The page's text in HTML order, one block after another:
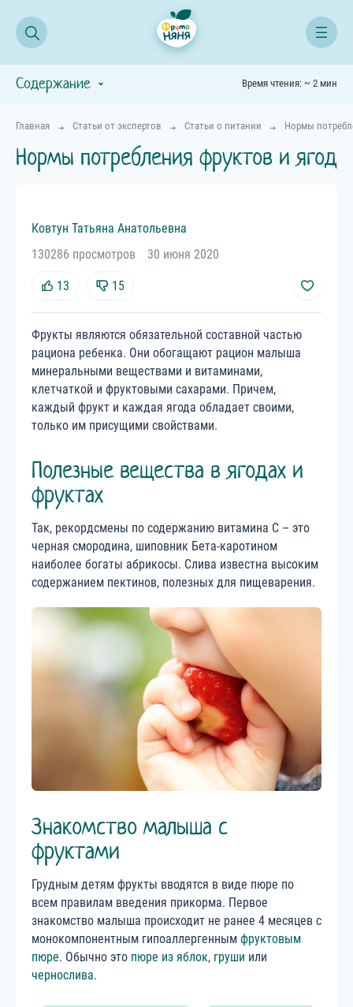
Главная Статьи от экспертов Статьи о питании Нормы
Нормы потребления фруктов и ягод
Ковтун Татьяна Анатольевна
130286 просмотров
30 июня 2020
13 15
Фрукты являются обязательной составной частью
рациона ребенка. Они обогащают рацион малыша
минеральными веществами и витаминами,
клетчаткой и фруктовыми сахарами. Причем,
каждый фрукт и каждая ягода обладает своими,
только им присущими свойствами.
Полезные вещества в ягодах и
фруктах
Так, рекордсмены по содержанию витамина С – это
черная смородина, шиповник Бета-каротином
наиболее богаты абрикосы. Слива известна высоким
содержанием пектинов, полезных для пищеварения.
Знакомство малыша с
фруктами
Грудным детям фрукты вводятся в виде пюре по
всем правилам введения прикорма. Первое
знакомство малыша происходит не ранее 4 месяцев с
монокомпонентным гипоаллергенным фруктовым
пюре. Обычно это пюре из яблок, груши или
чернослива.
Содержание Время чтения: ~ 2 мин